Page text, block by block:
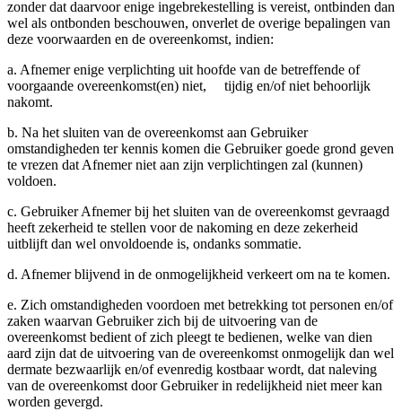
zonder dat daarvoor enige ingebrekestelling is vereist, ontbinden dan
wel als ontbonden beschouwen, onverlet de overige bepalingen van
deze voorwaarden en de overeenkomst, indien:
a. Afnemer enige verplichting uit hoofde van de betreffende of
voorgaande overeenkomst(en) niet, tijdig en/of niet behoorlijk
nakomt.
b. Na het sluiten van de overeenkomst aan Gebruiker
omstandigheden ter kennis komen die Gebruiker goede grond geven
te vrezen dat Afnemer niet aan zijn verplichtingen zal (kunnen)
voldoen.
c. Gebruiker Afnemer bij het sluiten van de overeenkomst gevraagd
heeft zekerheid te stellen voor de nakoming en deze zekerheid
uitblijft dan wel onvoldoende is, ondanks sommatie.
d. Afnemer blijvend in de onmogelijkheid verkeert om na te komen.
e. Zich omstandigheden voordoen met betrekking tot personen en/of
zaken waarvan Gebruiker zich bij de uitvoering van de
overeenkomst bedient of zich pleegt te bedienen, welke van dien
aard zijn dat de uitvoering van de overeenkomst onmogelijk dan wel
dermate bezwaarlijk en/of evenredig kostbaar wordt, dat naleving
van de overeenkomst door Gebruiker in redelijkheid niet meer kan
worden gevergd.